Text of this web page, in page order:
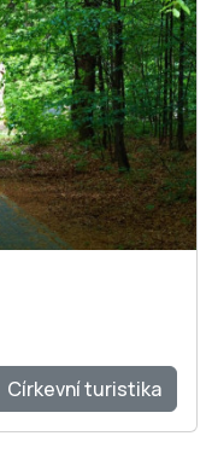
Církevní turistika